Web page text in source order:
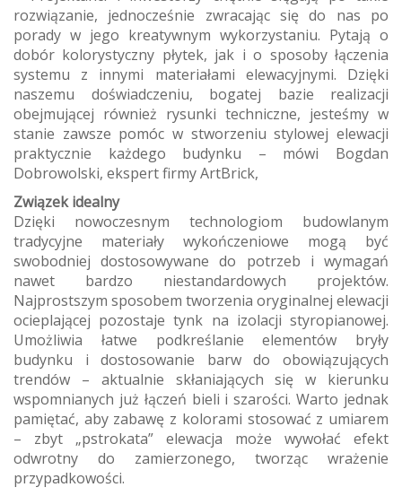
rozwiązanie, jednocześnie zwracając się do nas po
porady w jego kreatywnym wykorzystaniu. Pytają o
dobór kolorystyczny płytek, jak i o sposoby łączenia
systemu z innymi materiałami elewacyjnymi. Dzięki
naszemu doświadczeniu, bogatej bazie realizacji
obejmującej również rysunki techniczne, jesteśmy w
stanie zawsze pomóc w stworzeniu stylowej elewacji
praktycznie każdego budynku – mówi Bogdan
Dobrowolski, ekspert firmy ArtBrick,
Związek idealny
Dzięki nowoczesnym technologiom budowlanym
tradycyjne materiały wykończeniowe mogą być
swobodniej dostosowywane do potrzeb i wymagań
nawet bardzo niestandardowych projektów.
Najprostszym sposobem tworzenia oryginalnej elewacji
ocieplającej pozostaje tynk na izolacji styropianowej.
Umożliwia łatwe podkreślanie elementów bryły
budynku i dostosowanie barw do obowiązujących
trendów – aktualnie skłaniających się w kierunku
wspomnianych już łączeń bieli i szarości. Warto jednak
pamiętać, aby zabawę z kolorami stosować z umiarem
– zbyt „pstrokata” elewacja może wywołać efekt
odwrotny do zamierzonego, tworząc wrażenie
przypadkowości.